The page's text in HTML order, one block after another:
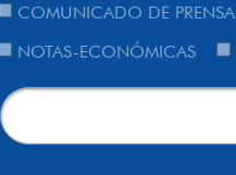
COMUNICADO DE PRENSA
NOTAS-ECONÓMICAS